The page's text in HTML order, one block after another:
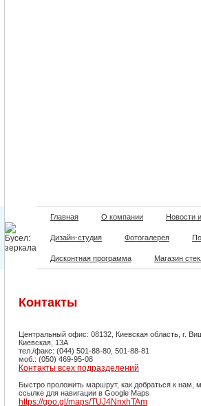
Главная О компании Новости
Дизайн-студия Фотогалерея
Дисконтная программа Магазин
Контакты
Центральный офис: 08132, Киевская область, г.
Киевская, 13А
тел./факс: (044) 501-88-80, 501-88-81
моб.: (050) 469-95-08
Контакты всех подразделений
Быстро проложить маршрут, как добраться к нам,
ссылке для навигации в Google Maps
https://goo.gl/maps/TUJ4NnxhTAm